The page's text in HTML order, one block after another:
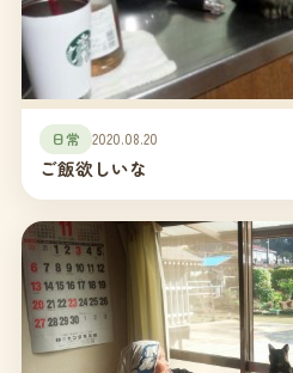
日常 2020.08.20
ご飯欲しいな